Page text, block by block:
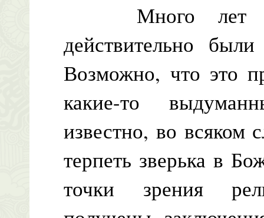
Много лет
действительно
Возможно, что это
какие-то
известно, во всяком
терпеть зверька в
точки зрения